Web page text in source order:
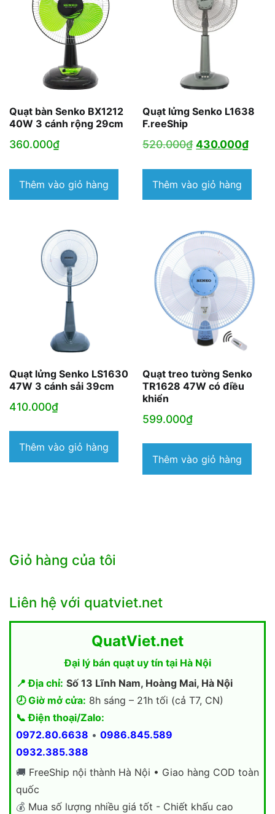
Quạt bàn Senko BX1212
40W 3 cánh rộng 29cm
360.000₫
Thêm vào giỏ hàng
Quạt lửng Senko L1638
F.reeShip
520.000₫ Giá
là:
520.000₫.
430.000₫Giá
là:
Thêm vào giỏ hàng
Quạt lửng Senko LS1630
47W 3 cánh sải 39cm
410.000₫
Thêm vào giỏ hàng
Quạt treo tường Senko
TR1628 47W có điều
khiển
599.000₫
Thêm vào giỏ hàng
Giỏ hàng của tôi
Liên hệ với quatviet.net
QuatViet.net
Đại lý bán quạt uy tín tại Hà Nội
📍 Địa chỉ: Số 13 Lĩnh Nam, Hoàng Mai, Hà Nội
🕗 Giờ mở cửa: 8h sáng – 21h tối (cả T7, CN)
📞 Điện thoại/Zalo:
0972.80.6638 • 0986.845.589
0932.385.388
🚚 FreeShip nội thành Hà Nội • Giao hàng COD toàn
quốc
💰 Mua số lượng nhiều giá tốt - Chiết khấu cao